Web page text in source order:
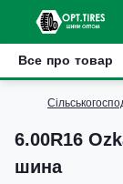
6.00R16
шина
Все про товар